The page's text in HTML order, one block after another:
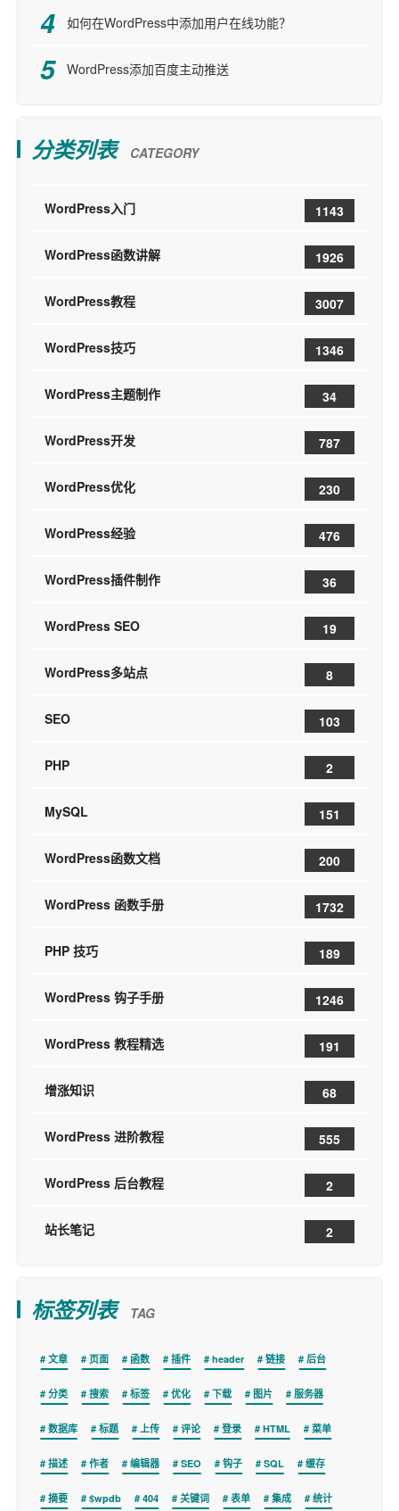
如何在WordPress中添加用户在线功能？
WordPress添加百度主动推送
分类列表 CATEGORY
WordPress入门 1143
WordPress函数讲解 1926
WordPress教程 3007
WordPress技巧 1346
WordPress主题制作 34
WordPress开发 787
WordPress优化 230
WordPress经验 476
WordPress插件制作 36
WordPress SEO 19
WordPress多站点 8
SEO 103
PHP 2
MySQL 151
WordPress函数文档 200
WordPress 函数手册 1732
PHP 技巧 189
WordPress 钩子手册 1246
WordPress 教程精选 191
增涨知识 68
WordPress 进阶教程 555
WordPress 后台教程 2
站长笔记 2
标签列表 TAG
文章 页面 函数 插件 header 链接 后台
分类 搜索 标签 优化 下载 图片 服务器
数据库 标题 上传 评论 登录 HTML 菜单
描述 作者 编辑器 SEO 钩子 SQL 缓存
摘要 $wpdb 404 关键词 表单 集成 统计